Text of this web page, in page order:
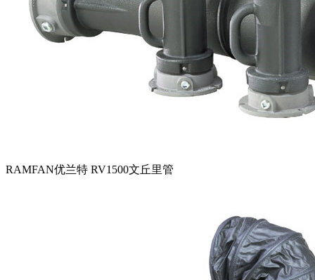
RAMFAN优兰特 RV1500文丘里管